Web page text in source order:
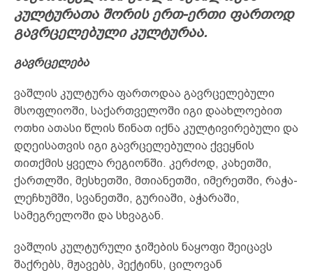
კულტურათა შორის ერთ-ერთი ფართოდ
გავრცელებული კულტურაა.
გავრცელება
ვაშლის კულტურა ფართოდაა გავრცელებული
მსოფლიოში, საქართველოში იგი დაახლოებით
ოთხი ათასი წლის წინათ იქნა კულტივირებული და
დღეისათვის იგი გავრცელებულია ქვეყნის
თითქმის ყველა რეგიონში. კერძოდ, კახეთში,
ქართლში, მესხეთში, მთიანეთში, იმერეთში, რაჭა-
ლეჩხუმში, სვანეთში, გურიაში, აჭარაში,
სამეგრელოში და სხვაგან.
ვაშლის კულტურული ჯიშების ნაყოფი შეიცავს
შაქრებს, მჟავებს, პექტინს, ცილოვან